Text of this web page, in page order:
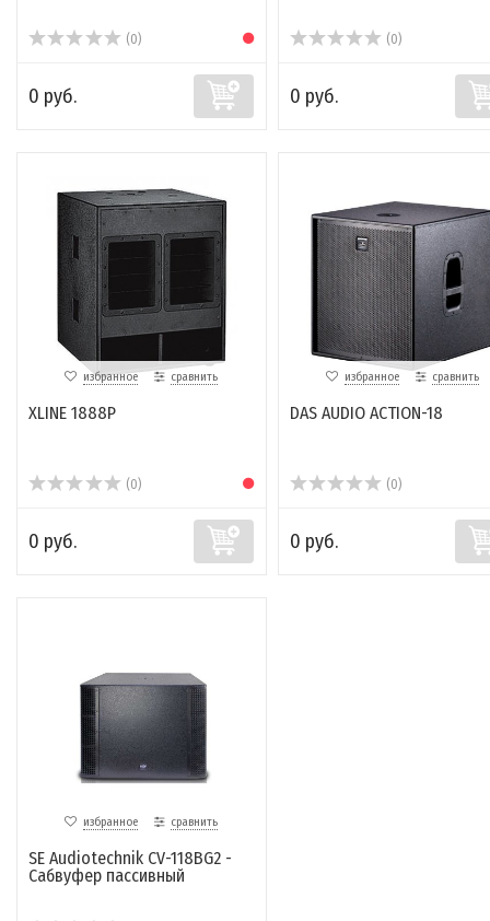
(0)
0 руб.
(0)
0 руб.
избранное сравнить
XLINE 1888P
(0)
0 руб.
избранное сравнить
DAS AUDIO ACTION-18
(0)
0 руб.
избранное сравнить
SE Audiotechnik CV-118BG2 -
Cабвуфер пассивный